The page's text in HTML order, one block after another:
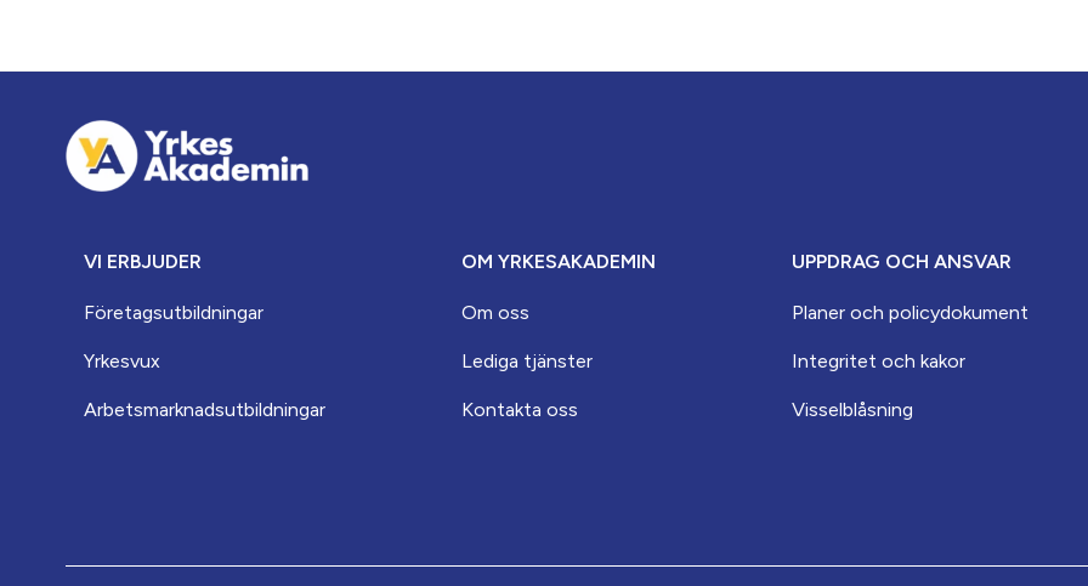
VI ERBJUDER
Företagsutbildningar
Yrkesvux
Arbets­marknads­­utbildningar
OM YRKESAKADEMIN
Om oss
Lediga tjänster
Kontakta oss
UPPDRAG OCH ANSVAR
Planer och policydokument
Integritet och kakor
Visselblåsning